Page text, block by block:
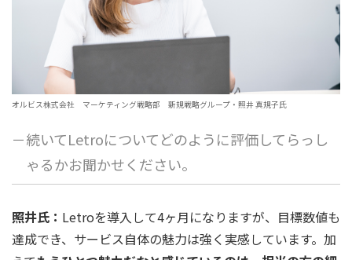
オルビス株式会社 マーケティング戦略部 新規戦略グループ・照井 真規子氏
－続いてLetroについてどのように評価してらっし
ゃるかお聞かせください。
照井氏： Letroを導入して4ヶ月になりますが、目標数値も
達成でき、サービス自体の魅力は強く実感しています。加